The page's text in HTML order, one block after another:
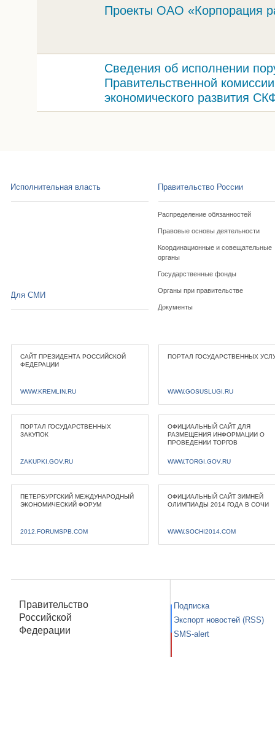
Проекты ОАО «Корпорация
Сведения об исполнении
Правительственной
экономического развития
Исполнительная власть Правительство России
Распределение обязанностей
Правовые основы деятельности
Координационные и совещательные
органы
Государственные фонды
Органы при правительстве
Документы
Для СМИ
САЙТ ПРЕЗИДЕНТА РОССИЙСКОЙ
ФЕДЕРАЦИИ
WWW.KREMLIN.RU
ПОРТАЛ ГОСУДАРСТВЕННЫХ
WWW.GOSUSLUGI.RU
ПОРТАЛ ГОСУДАРСТВЕННЫХ
ЗАКУПОК
ZAKUPKI.GOV.RU
ОФИЦИАЛЬНЫЙ САЙТ ДЛЯ
РАЗМЕЩЕНИЯ ИНФОРМАЦИИ О
ПРОВЕДЕНИИ ТОРГОВ
WWW.TORGI.GOV.RU
ПЕТЕРБУРГСКИЙ МЕЖДУНАРОДНЫЙ
ЭКОНОМИЧЕСКИЙ ФОРУМ
2012.FORUMSPB.COM
ОФИЦИАЛЬНЫЙ САЙТ ЗИМНЕЙ
ОЛИМПИАДЫ 2014 ГОДА В СОЧИ
WWW.SOCHI2014.COM
Правительство
Российской
Федерации
Подписка
Экспорт новостей (RSS)
SMS-alert